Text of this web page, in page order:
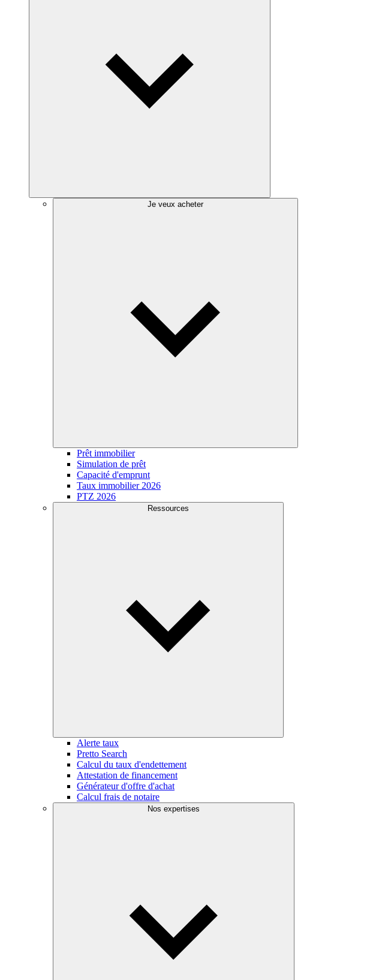
Je veux acheter
Prêt immobilier
Simulation de prêt
Capacité d'emprunt
Taux immobilier 2026
PTZ 2026
Ressources
Alerte taux
Pretto Search
Calcul du taux d'endettement
Attestation de financement
Générateur d'offre d'achat
Calcul frais de notaire
Nos expertises